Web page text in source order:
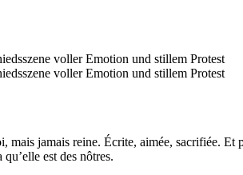
jamais reine. Écrite, aimée, sacrifiée.
est des nôtres.